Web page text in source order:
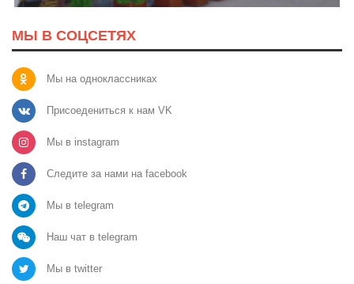
МЫ В СОЦСЕТЯХ
Мы на одноклассниках
Присоедениться к нам VK
Мы в instagram
Следите за нами на facebook
Мы в telegram
Наш чат в telegram
Мы в twitter